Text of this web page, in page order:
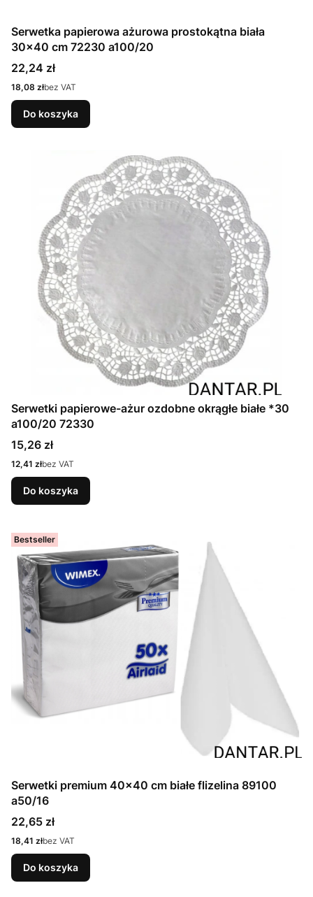
Serwetka papierowa ażurowa prostokątna biała
30x40 cm 72230 a100/20
Cena
22,24 zł
Cena
18,08 złbez VAT
Do koszyka
Serwetki papierowe-ażur ozdobne okrągłe białe *30
a100/20 72330
Cena
15,26 zł
Cena
12,41 złbez VAT
Do koszyka
Bestseller
Serwetki premium 40x40 cm białe flizelina 89100
a50/16
Cena
22,65 zł
Cena
18,41 złbez VAT
Do koszyka